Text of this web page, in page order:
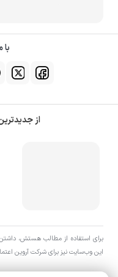
از
برای استفاده از مطالب هستش،
اين وب‌سايت نیز برای شرکت آروین